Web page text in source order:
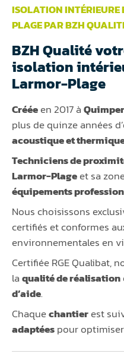
ISOLATION
PLAGE PAR BZH
BZH Qualité
isolation
Larmor-Plage
Crééeen 2017 àQuimper
plus de quinze années
acoustique et
Techniciens de
Larmor-Plageet sa
équipements
Nous choisissons
certifiés et conformes
environnementales en
Certifiée RGE Qualibat,
laqualité de réalisation
d’aide.
Chaquechantierest
adaptéespour